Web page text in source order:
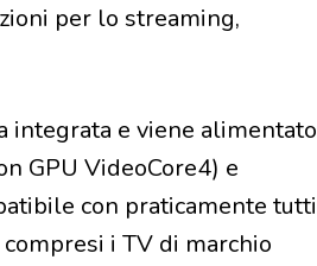
per lo streaming,
integrata e viene alimentato
GPU VideoCore4) e
con praticamente tutti
i TV di marchio